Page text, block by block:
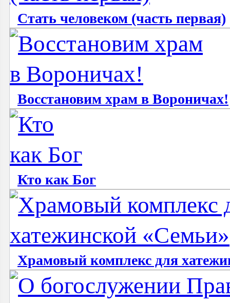
Стать человеком (часть первая)
Восстановим храм в Вороничах!
Кто как Бог
Храмовый комплекс для